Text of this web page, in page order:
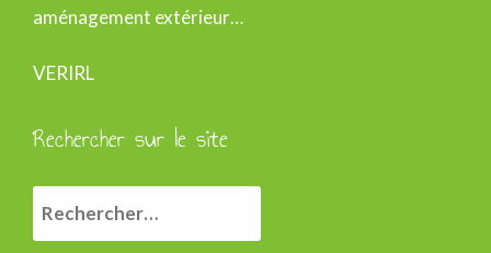
aménagement extérieur…
VERIRL
Rechercher sur le site
R
e